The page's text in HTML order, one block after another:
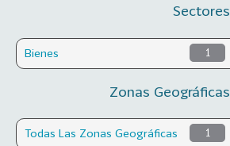
Sectores
Bienes 1
Zonas Geográficas
Todas Las Zonas Geográficas 1